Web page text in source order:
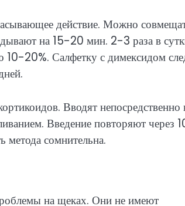
действие. Можно
на 15-20 мин. 2-3 раза в
10-20%. Салфетку с димексидом
Вводят непосредственно
Введение повторяют через
метода сомнительна.
на щеках. Они не имеют